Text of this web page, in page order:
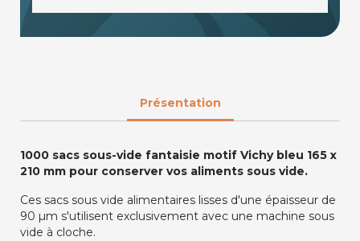
Présentation
1000 sacs sous-vide fantaisie motif Vichy bleu 165 x
210 mm pour conserver vos aliments sous vide.
Ces sacs sous vide alimentaires lisses d'une épaisseur de
90 µm s'utilisent exclusivement avec une machine sous
vide à cloche.